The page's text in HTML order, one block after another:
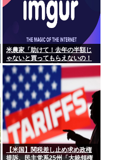
米農家「助けて！去年の半額じ
ゃないと買ってもらえないの！
作れば作るほど赤字で死にそ
う！」
【米国】関税差し止め求め政権
提訴、民主党系25州「大統領権